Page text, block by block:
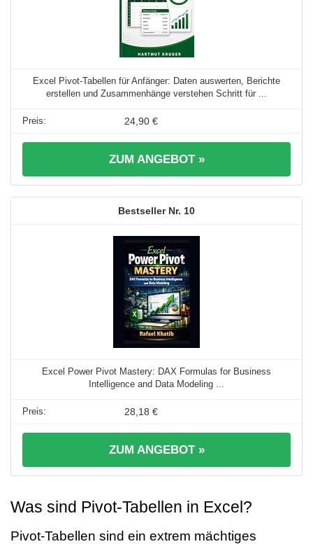
Excel Pivot-Tabellen für Anfänger: Daten auswerten, Berichte
erstellen und Zusammenhänge verstehen Schritt für ...
24,90 €
ZUM ANGEBOT »
10
Excel Power Pivot Mastery: DAX Formulas for Business
Intelligence and Data Modeling ...
28,18 €
ZUM ANGEBOT »
Was sind Pivot-Tabellen in Excel?
Pivot-Tabellen sind ein extrem mächtiges